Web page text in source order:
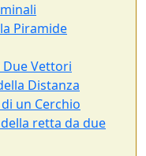
Piramide
Due Vettori
Distanza
un Cerchio
retta da due